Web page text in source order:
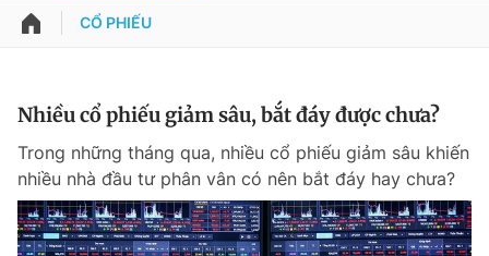
QUẢNG CÁO
Chuyên mục
Chuyên mục khác
Thông tin tài khoản
Đổi mật khẩu
Tin đã lưu
Tin đã xem
CỔ PHIẾU
Nhiều cổ phiếu giảm sâu, bắt đáy được chưa?
Trong những tháng qua, nhiều cổ phiếu giảm sâu khiến
nhiều nhà đầu tư phân vân có nên bắt đáy hay chưa?